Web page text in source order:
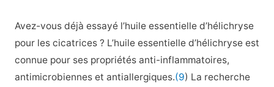
Avez-vous déjà essayé l’huile essentielle d’hélichryse
pour les cicatrices ? L’huile essentielle d’hélichryse est
connue pour ses propriétés anti-inflammatoires,
antimicrobiennes et antiallergiques.(9) La recherche